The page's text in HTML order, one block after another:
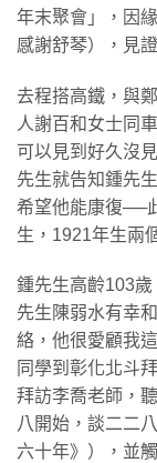
年末聚會」，因
感謝舒琴），見
去程搭高鐵，與
人謝百和女士同
可以見到好久沒
先生就告知鍾先
希望他能康復──
生，1921年生兩
鍾先生高齡103
先生陳弱水有幸
絡，他很愛顧我
同學到彰化北斗
拜訪李喬老師，
八開始，談二二
六十年》），並